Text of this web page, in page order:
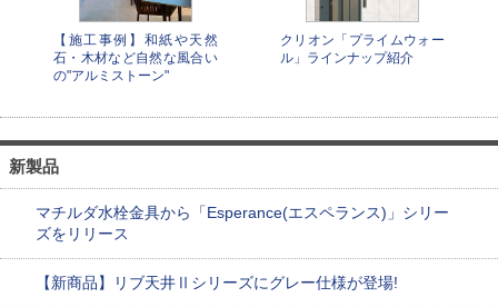
【施工事例】和紙や天然
石・木材など自然な風合い
の"アルミストーン"
クリオン「プライムウォー
ル」ラインナップ紹介
新製品
マチルダ水栓金具から「Esperance(エスペランス)」シリー
ズをリリース
【新商品】リブ天井Ⅱシリーズにグレー仕様が登場!